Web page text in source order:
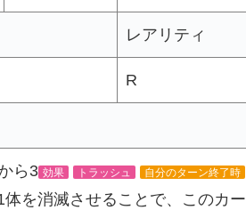
レアリティ
R
ら3 効果 トラッシュ 自分のターン終了時
を消滅させることで、このカー